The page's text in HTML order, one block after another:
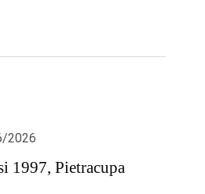
2026
1997, Pietracupa